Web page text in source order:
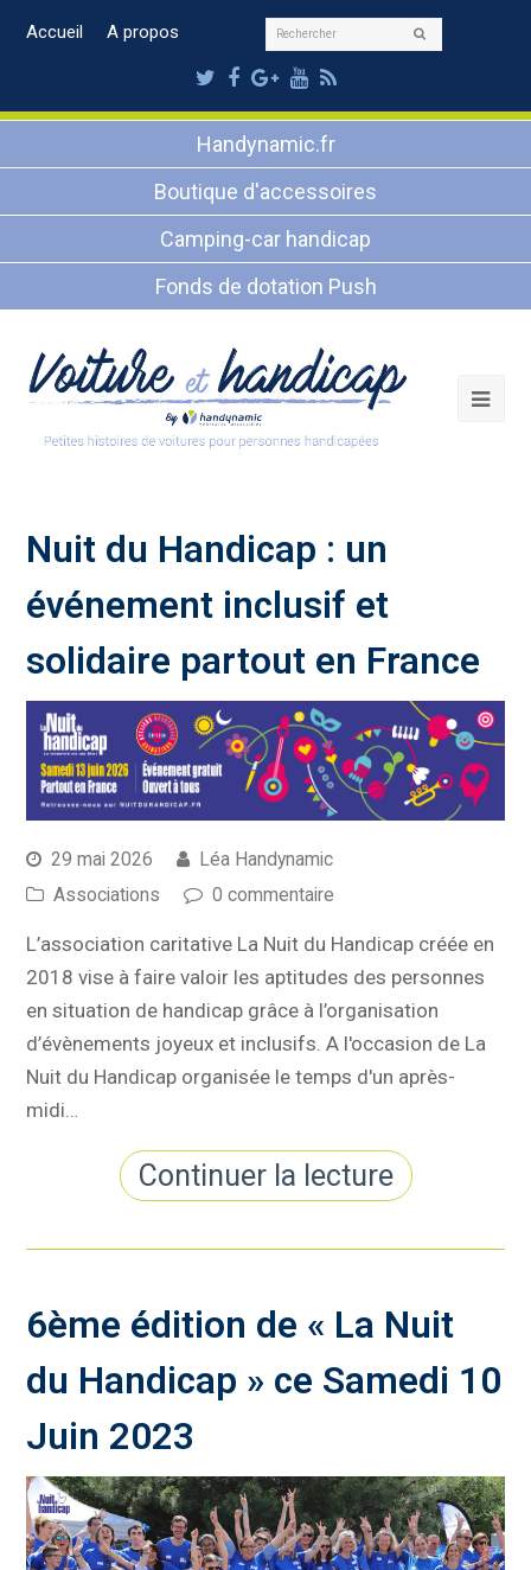
Accueil A propos Rechercher
Twitter
Facebook
Google
Plus
Youtube
RSS
Handynamic.fr
Boutique d'accessoires
Camping-car handicap
Fonds de dotation Push
Nuit du Handicap : un
événement inclusif et
solidaire partout en France
29 mai 2026
Léa Handynamic
Associations
0 commentaire
L’association caritative La Nuit du Handicap créée en
2018 vise à faire valoir les aptitudes des personnes
en situation de handicap grâce à l’organisation
d’évènements joyeux et inclusifs. A l'occasion de La
Nuit du Handicap organisée le temps d'un après-
midi…
Continuer la lecture
6ème édition de « La Nuit
du Handicap » ce Samedi 10
Juin 2023